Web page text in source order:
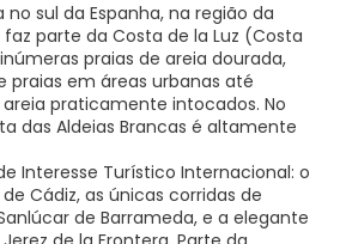
sul da Espanha, na região da
faz parte da Costa de la Luz (Costa
praias de areia dourada,
praias em áreas urbanas até
praticamente intocados. No
das Aldeias Brancas é altamente
Interesse Turístico Internacional: o
Cádiz, as únicas corridas de
de Barrameda, e a elegante